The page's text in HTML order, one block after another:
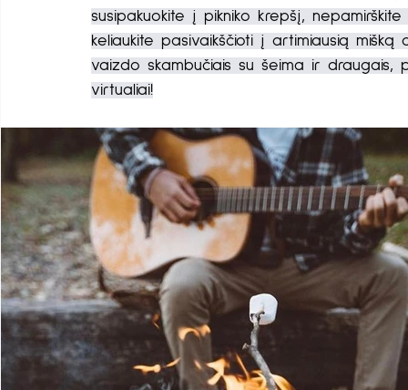
susipakuokite į pikniko krepšį,
keliaukite pasivaikščioti į artimiausią
vaizdo skambučiais su šeima ir
virtualiai!